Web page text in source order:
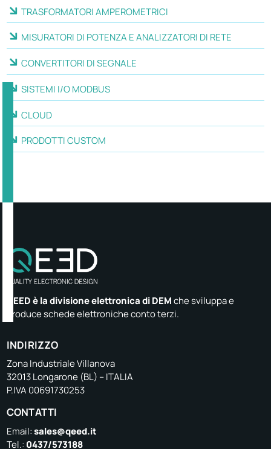
TRASFORMATORI AMPEROMETRICI
MISURATORI DI POTENZA E ANALIZZATORI DI RETE
CONVERTITORI DI SEGNALE
SISTEMI I/O MODBUS
CLOUD
PRODOTTI CUSTOM
QEED è la divisione elettronica di DEMche sviluppa e
produce schede elettroniche conto terzi.
INDIRIZZO
Zona Industriale Villanova
32013 Longarone (BL) – ITALIA
P.IVA 00691730253
CONTATTI
Email:sales@qeed.it
Tel.: 0437/573188